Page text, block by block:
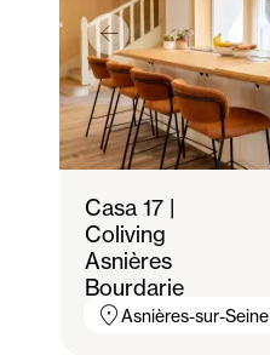
Casa 17 |
Coliving
Asnières
Bourdarie
Asnières-sur-Seine